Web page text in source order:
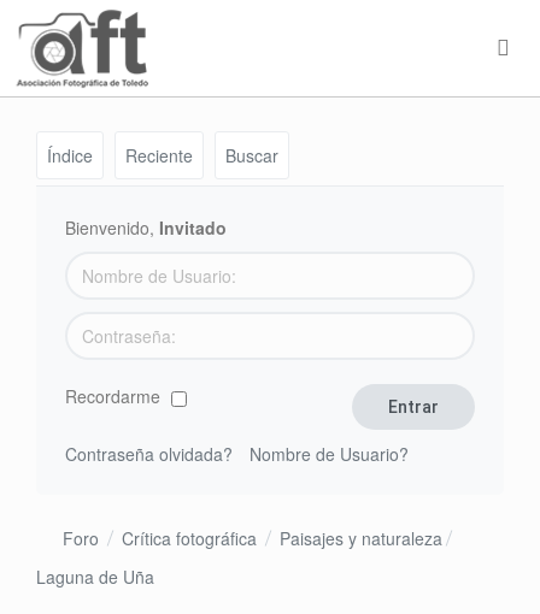
Índice Reciente Buscar
Bienvenido, Invitado
Recordarme
Contraseña olvidada? Nombre de Usuario?
Foro Crítica fotográfica
Paisajes y naturaleza
Laguna de Uña